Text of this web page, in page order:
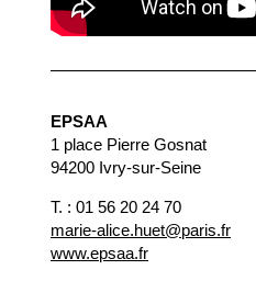
EPSAA
1 place Pierre Gosnat
94200 Ivry-sur-Seine
T. : 01 56 20 24 70
marie-alice.huet@paris.fr
www.epsaa.fr